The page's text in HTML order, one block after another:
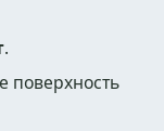
.
поверхность